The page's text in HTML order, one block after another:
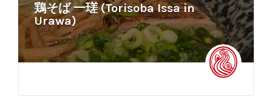
鶏そば 一瑳 (Torisoba Issa in
Urawa)